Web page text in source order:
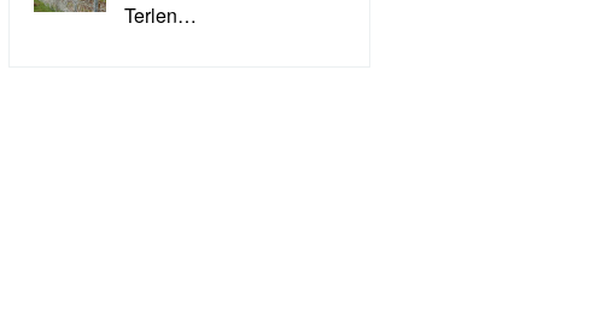
Terlen…